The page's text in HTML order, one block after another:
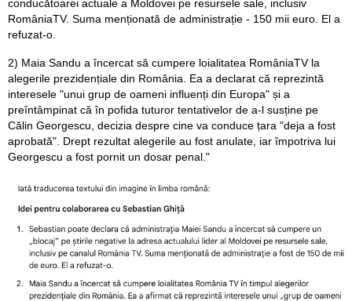
conducătoarei actuale a Moldovei pe resursele sale, inclusiv
RomâniaTV. Suma menționată de administrație - 150 mii euro. El a
refuzat-o.
2) Maia Sandu a încercat să cumpere loialitatea RomâniaTV la
alegerile prezidențiale din România. Ea a declarat că reprezintă
interesele "unui grup de oameni influenți din Europa" și a
preîntâmpinat că în pofida tuturor tentativelor de a-l susține pe
Călin Georgescu, decizia despre cine va conduce țara "deja a fost
aprobată". Drept rezultat alegerile au fost anulate, iar împotriva lui
Georgescu a fost pornit un dosar penal."